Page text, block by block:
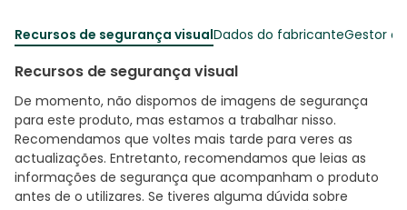
Recursos de segurança visualDados do fabricanteGestor
Recursos de segurança visual
De momento, não dispomos de imagens de segurança
para este produto, mas estamos a trabalhar nisso.
Recomendamos que voltes mais tarde para veres as
actualizações. Entretanto, recomendamos que leias as
informações de segurança que acompanham o produto
antes de o utilizares. Se tiveres alguma dúvida sobre